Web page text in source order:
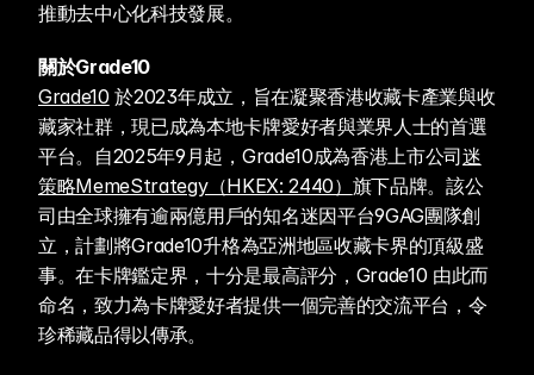
推動去中心化科技發展。
關於Grade10
Grade10 於2023年成立，旨在凝聚香港收藏卡產業與收
藏家社群，現已成為本地卡牌愛好者與業界人士的首選
平台。自2025年9月起，Grade10成為香港上市公司迷
策略MemeStrategy（HKEX: 2440） 旗下品牌。該公
司由全球擁有逾兩億用戶的知名迷因平台9GAG團隊創
立，計劃將Grade10升格為亞洲地區收藏卡界的頂級盛
事。在卡牌鑑定界，十分是最高評分，Grade10 由此而
命名，致力為卡牌愛好者提供一個完善的交流平台，令
珍稀藏品得以傳承。